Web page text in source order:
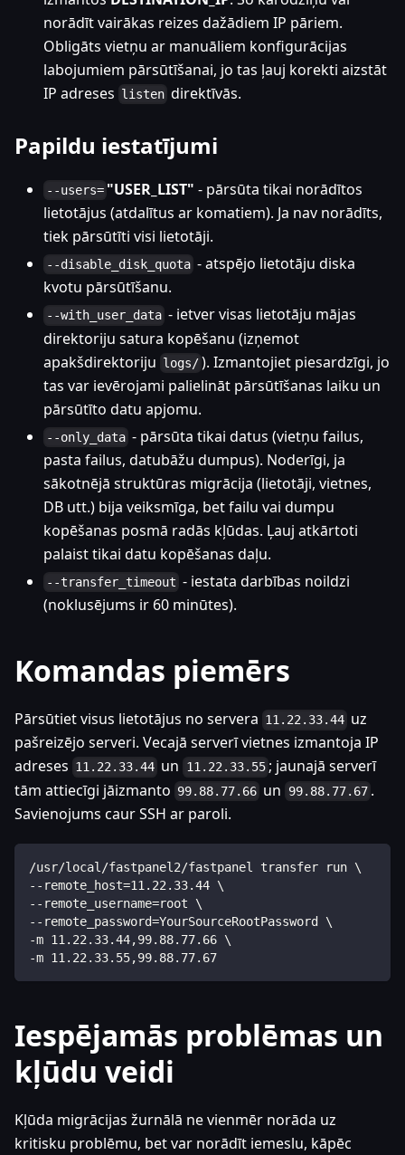
norādīt vairākas reizes dažādiem IP pāriem.
Obligāts vietņu ar manuāliem konfigurācijas
labojumiem pārsūtīšanai, jo tas ļauj korekti aizstāt
IP adreses listen direktīvās.
Papildu iestatījumi
--users= "USER_LIST" - pārsūta tikai norādītos
lietotājus (atdalītus ar komatiem). Ja nav norādīts,
tiek pārsūtīti visi lietotāji.
--disable_disk_quota - atspējo lietotāju diska
kvotu pārsūtīšanu.
--with_user_data - ietver visas lietotāju mājas
direktoriju satura kopēšanu (izņemot
apakšdirektoriju logs/ ). Izmantojiet piesardzīgi, jo
tas var ievērojami palielināt pārsūtīšanas laiku un
pārsūtīto datu apjomu.
--only_data - pārsūta tikai datus (vietņu failus,
pasta failus, datubāžu dumpus). Noderīgi, ja
sākotnējā struktūras migrācija (lietotāji, vietnes,
DB utt.) bija veiksmīga, bet failu vai dumpu
kopēšanas posmā radās kļūdas. Ļauj atkārtoti
palaist tikai datu kopēšanas daļu.
--transfer_timeout - iestata darbības noildzi
(noklusējums ir 60 minūtes).
Komandas piemērs
Pārsūtiet visus lietotājus no servera 11.22.33.44 uz
pašreizējo serveri. Vecajā serverī vietnes izmantoja IP
adreses 11.22.33.44 un 11.22.33.55 ; jaunajā serverī
tām attiecīgi jāizmanto 99.88.77.66 un 99.88.77.67 .
Savienojums caur SSH ar paroli.
/usr/local/fastpanel2/fastpanel transfer run \
--remote_host=11.22.33.44 \
--remote_username=root \
--remote_password=YourSourceRootPassword \
-m 11.22.33.44,99.88.77.66 \
-m 11.22.33.55,99.88.77.67
Iespējamās problēmas un
kļūdu veidi
Kļūda migrācijas žurnālā ne vienmēr norāda uz
kritisku problēmu, bet var norādīt iemeslu, kāpēc